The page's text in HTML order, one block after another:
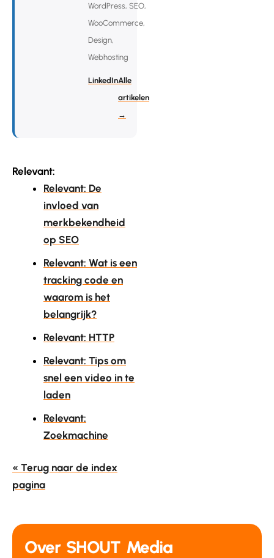
WordPress, SEO,
WooCommerce,
Design,
Webhosting
LinkedInAlle
artikelen
→
Relevant:
Relevant: De
invloed van
merkbekendheid
op SEO
Relevant: Wat is een
tracking code en
waarom is het
belangrijk?
Relevant: HTTP
Relevant: Tips om
snel een video in te
laden
Relevant:
Zoekmachine
« Terug naar de index
pagina
Over SHOUT Media